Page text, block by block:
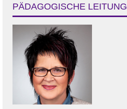
PÄDAGOGISCHE LEITUNG